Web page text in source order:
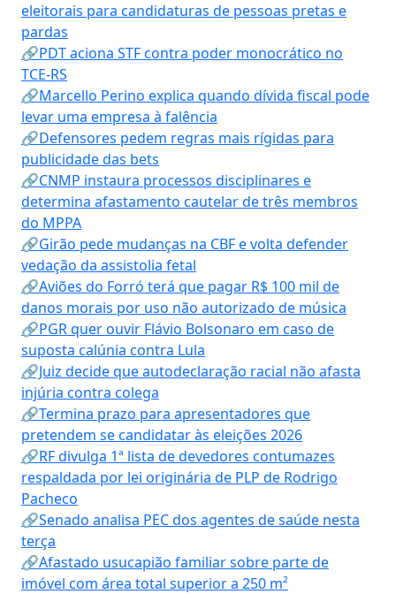
eleitorais para candidaturas de pessoas pretas e
pardas
🔗PDT aciona STF contra poder monocrático no
TCE-RS
🔗Marcello Perino explica quando dívida fiscal pode
levar uma empresa à falência
🔗Defensores pedem regras mais rígidas para
publicidade das bets
🔗CNMP instaura processos disciplinares e
determina afastamento cautelar de três membros
do MPPA
🔗Girão pede mudanças na CBF e volta defender
vedação da assistolia fetal
🔗Aviões do Forró terá que pagar R$ 100 mil de
danos morais por uso não autorizado de música
🔗PGR quer ouvir Flávio Bolsonaro em caso de
suposta calúnia contra Lula
🔗Juiz decide que autodeclaração racial não afasta
injúria contra colega
🔗Termina prazo para apresentadores que
pretendem se candidatar às eleições 2026
🔗RF divulga 1ª lista de devedores contumazes
respaldada por lei originária de PLP de Rodrigo
Pacheco
🔗Senado analisa PEC dos agentes de saúde nesta
terça
🔗Afastado usucapião familiar sobre parte de
imóvel com área total superior a 250 m²